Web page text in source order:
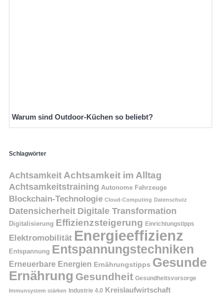
Warum sind Outdoor-Küchen so beliebt?
Schlagwörter
AchtsamkeitAchtsamkeit im Alltag
Achtsamkeitstraining Autonome Fahrzeuge
Blockchain-Technologie Cloud-Computing Datenschutz
Datensicherheit Digitale Transformation
Digitalisierung Effizienzsteigerung Einrichtungstipps
Elektromobilität Energieeffizienz
Entspannung Entspannungstechniken
Erneuerbare Energien Ernährungstipps Gesunde
Ernährung Gesundheit Gesundheitsvorsorge
Immunsystem stärken Industrie 4.0 Kreislaufwirtschaft